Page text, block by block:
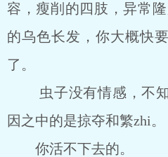
容，瘦削的四肢，异常
的乌色长发，你大概快
了。
虫子没有情感，不知
因之中的是掠夺和繁zhi。
你活不下去的。